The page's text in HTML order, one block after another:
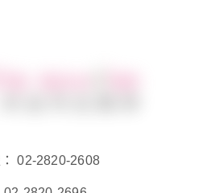
02-2820-2608